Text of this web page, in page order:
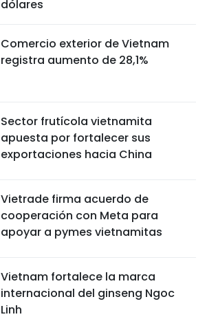
dólares
Comercio exterior de Vietnam
registra aumento de 28,1%
Sector frutícola vietnamita
apuesta por fortalecer sus
exportaciones hacia China
Vietrade firma acuerdo de
cooperación con Meta para
apoyar a pymes vietnamitas
Vietnam fortalece la marca
internacional del ginseng Ngoc
Linh